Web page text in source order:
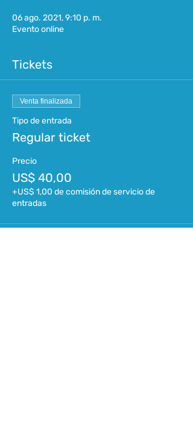
06 ago. 2021, 9:10 p. m.
Evento online
Tickets
Venta finalizada
Tipo de entrada
Regular ticket
Precio
US$ 40,00
+US$ 1,00 de comisión de servicio de
entradas